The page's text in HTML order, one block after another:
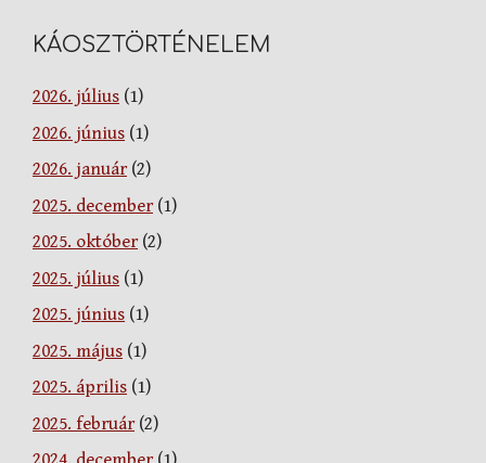
KÁOSZTÖRTÉNELEM
2026. július (1)
2026. június (1)
2026. január(2)
2025. december(1)
2025. október(2)
2025. július (1)
2025. június (1)
2025. május (1)
2025. április (1)
2025. február(2)